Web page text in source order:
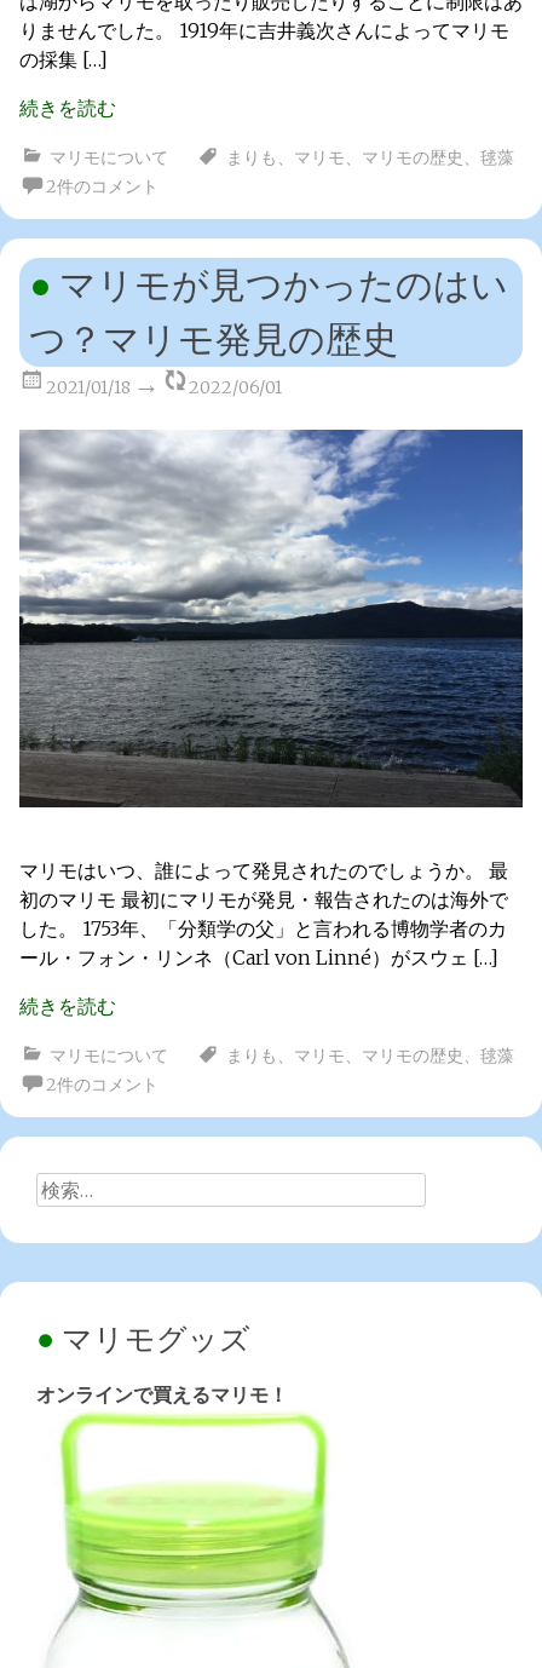
りませんでした。 1919年に吉井義次さんによってマリモ
の採集 […]
続きを読む
マリモについて まりも 、 マリモ、 マリモの歴史 、 毬藻
2件のコメント
マリモが見つかったのはい
つ？マリモ発見の歴史
2021/01/18 2022/06/01
マリモはいつ、誰によって発見されたのでしょうか。 最
初のマリモ 最初にマリモが発見・報告されたのは海外で
した。 1753年、「分類学の父」と言われる博物学者のカ
ール・フォン・リンネ（Carl von Linné）がスウェ […]
続きを読む
マリモについて まりも 、 マリモ、 マリモの歴史 、 毬藻
2件のコメント
検
マリモグッズ
オンラインで買えるマリモ！